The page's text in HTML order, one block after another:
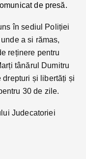
de presă.
în sediul Poliției
a si rămas,
reținere pentru
tânărul Dumitru
drepturi și libertăți și
30 de zile.
Judecatoriei